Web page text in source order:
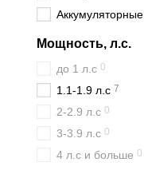
Аккумуляторные
Мощность, л.с.
до 1 л.с 0
1.1-1.9 л.с 7
2-2.9 л.с 0
3-3.9 л.с 0
4 л.с и больше 0